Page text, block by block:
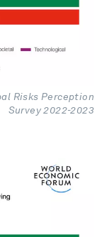
Risks Perception
Survey 2022-2023